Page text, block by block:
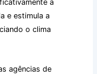
a
e estimula a
o clima
agências de